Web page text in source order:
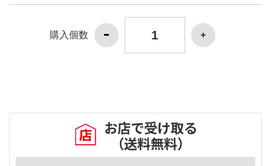
購入個数
お店で受け取る
（送料無料）